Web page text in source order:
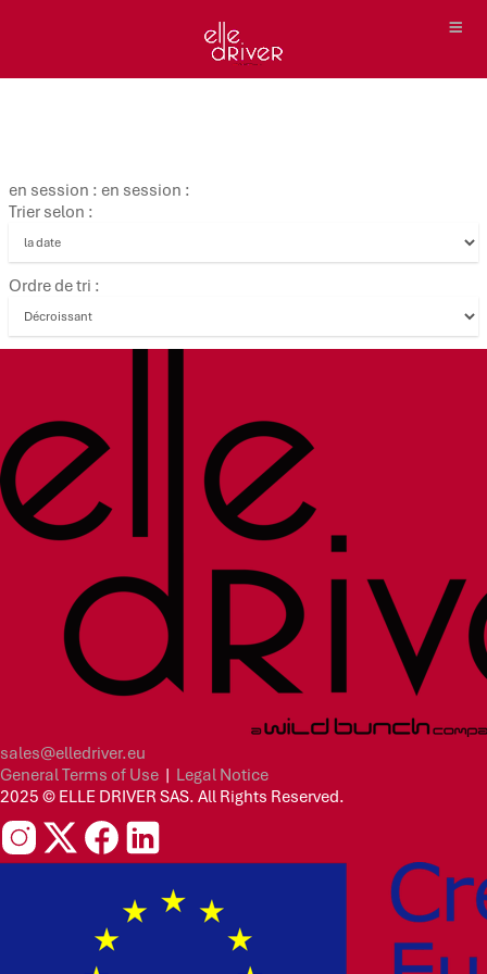
en session : en session :
Trier selon :
Ordre de tri :
sales@elledriver.eu
General Terms of Use | Legal Notice
2025 © ELLE DRIVER SAS. All Rights Reserved.